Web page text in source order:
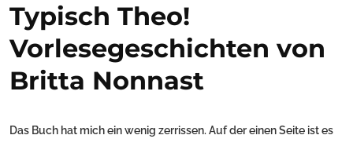
Typisch Theo!
Vorlesegeschichten von
Britta Nonnast
Das Buch hat mich ein wenig zerrissen. Auf der einen Seite ist es